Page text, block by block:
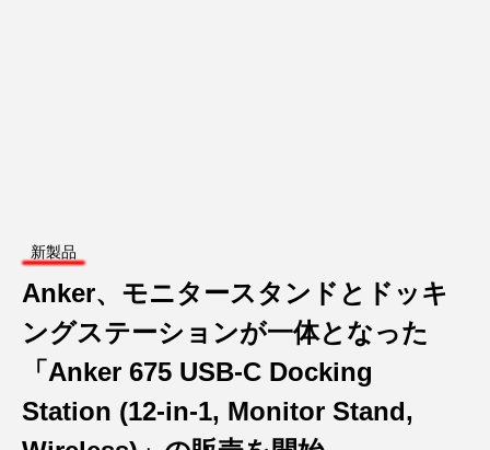
新製品
Anker、モニタースタンドとドッキ
ングステーションが一体となった
「Anker 675 USB-C Docking
Station (12-in-1, Monitor Stand,